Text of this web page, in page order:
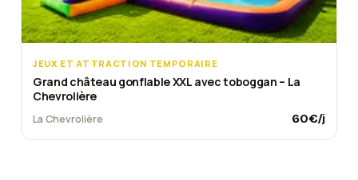
JEUX ET ATTRACTION TEMPORAIRE
Grand château gonflable XXL avec toboggan – La
Chevrolière
La Chevrolière 60€/j